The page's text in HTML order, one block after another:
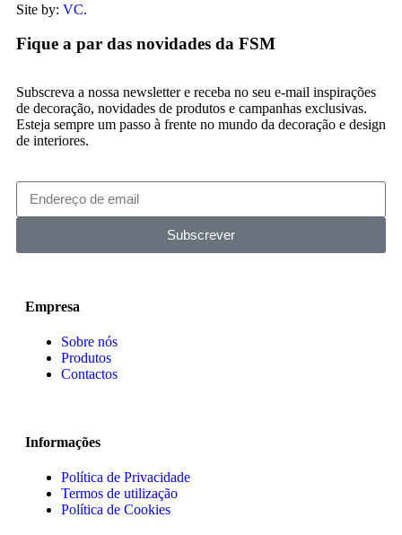
Site by: VC.
Fique a par das novidades da FSM
Subscreva a nossa newsletter e receba no seu e-mail inspirações
de decoração, novidades de produtos e campanhas exclusivas.
Esteja sempre um passo à frente no mundo da decoração e design
de interiores.
Subscrever
Empresa
Sobre nós
Produtos
Contactos
Informações
Política de Privacidade
Termos de utilização
Política de Cookies